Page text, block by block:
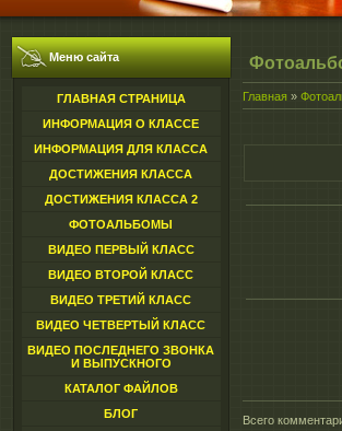
Меню сайта
ГЛАВНАЯ СТРАНИЦА
ИНФОРМАЦИЯ О КЛАССЕ
ИНФОРМАЦИЯ ДЛЯ КЛАССА
ДОСТИЖЕНИЯ КЛАССА
ДОСТИЖЕНИЯ КЛАССА 2
ФОТОАЛЬБОМЫ
ВИДЕО ПЕРВЫЙ КЛАСС
ВИДЕО ВТОРОЙ КЛАСС
ВИДЕО ТРЕТИЙ КЛАСС
ВИДЕО ЧЕТВЕРТЫЙ КЛАСС
ВИДЕО ПОСЛЕДНЕГО ЗВОНКА
И ВЫПУСКНОГО
КАТАЛОГ ФАЙЛОВ
БЛОГ
Главная »
Всего